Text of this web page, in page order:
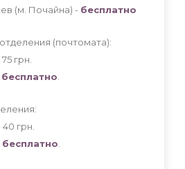
(м. Почайна) - бесплатно
(почтомата):
грн
бесплатно
40 грн
бесплатно